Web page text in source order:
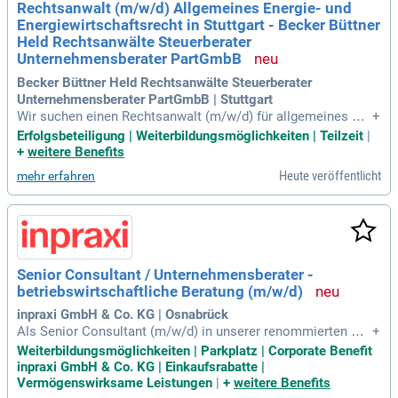
Denken und Kreativität sind entscheidend für deinen Erfolg.
Werde Teil eines engagierten Teams und gestalte die Zukun
ft der Vertragsgestaltung aktiv mit!
Rechtsanwalt (m/w/d) Allgemeines Energie- und
Energiewirtschaftsrecht in Stuttgart - Becker Büttner
Held Rechtsanwälte Steuerberater
Unternehmensberater PartGmbB
Becker Büttner Held Rechtsanwälte Steuerberater
Unternehmensberater PartGmbB | Stuttgart
Wir suchen einen Rechtsanwalt (m/w/d) für allgemeines En
ergie- und Energiewirtschaftsrecht in Stuttgart. In dieser Po
sition stehen Vertragsgestaltung sowie zivil- und öffentlich-
beiten eng mit unseren Experten bei BBH zusammen und be
treuen Mandanten durch die gesamte energiewirtschaftliche
Wertschöpfungskette. Ein erfolgreich abgeschlossenes Jur
astudium mit überdurchschnittlichen Examina ist wünschen
swert. Wir schätzen Ihr Interesse an politischen Themen un
d neuen Technologien, einschließlich Künstlicher Intelligen
z. Bewerben Sie sich jetzt und profitieren Sie von einem mo
dernen Arbeitsumfeld an zentralen Standorten!
+
Erfolgsbeteiligung | Weiterbildungsmöglichkeiten | Teilzeit |
+ weitere Benefits
mehr erfahren Heute veröffentlicht
Senior Consultant / Unternehmensberater -
betriebswirtschaftliche Beratung (m/w/d)
inpraxi GmbH & Co. KG | Osnabrück
Als Senior Consultant (m/w/d) in unserer renommierten Unt
ernehmensberatung gestaltest du aktiv die Entwicklung inha
bergeführter Bäckerei-, Metzgerei- und Handwerksbetriebe.
Seit über 30 Jahren unterstützen wir Mittelständler im deuts
+
Weiterbildungsmöglichkeiten | Parkplatz | Corporate Benefit
inpraxi GmbH & Co. KG | Einkaufsrabatte |
Vermögenswirksame Leistungen | + weitere Benefits